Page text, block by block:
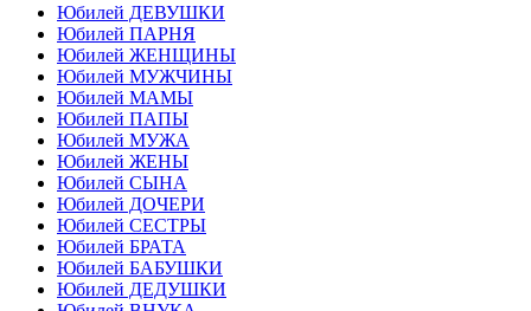
Юбилей ДЕВУШКИ
Юбилей ПАРНЯ
Юбилей ЖЕНЩИНЫ
Юбилей МУЖЧИНЫ
Юбилей МАМЫ
Юбилей ПАПЫ
Юбилей МУЖА
Юбилей ЖЕНЫ
Юбилей СЫНА
Юбилей ДОЧЕРИ
Юбилей СЕСТРЫ
Юбилей БРАТА
Юбилей БАБУШКИ
Юбилей ДЕДУШКИ